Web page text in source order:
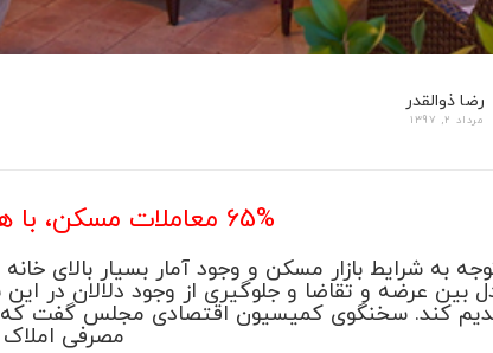
رضا ذوالقدر
مرداد 2, 1397
65% معاملات مسکن، با هدف سرمایه گذاری
به شرایط بازار مسکن و وجود آمار بسیار بالای
بین عرضه و تقاضا و جلوگیری از وجود دلالان در
کند. سخنگوی کمیسیون اقتصادی مجلس گفت که
مصرفی